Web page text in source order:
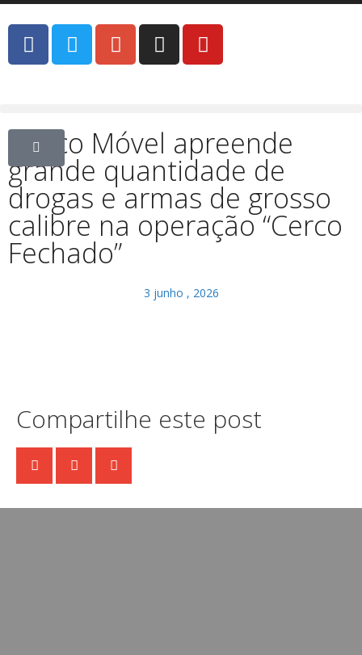
Tático Móvel apreende
grande quantidade de
drogas e armas de grosso
calibre na operação “Cerco
Fechado”
3 junho , 2026
Compartilhe este post